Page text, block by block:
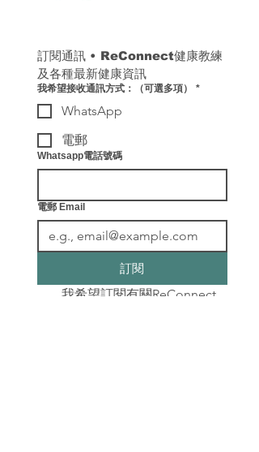
訂閱通訊 • ReConnect健康教練
及各種最新健康資訊
我希望接收通訊方式：（可選多項） *
WhatsApp
電郵
Whatsapp電話號碼
電郵 Email
訂閱
我希望訂閱有關ReConnect